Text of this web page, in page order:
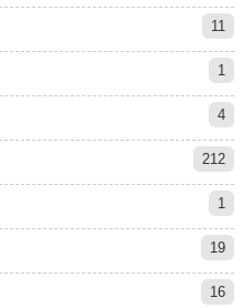
11
1
4
212
1
19
16